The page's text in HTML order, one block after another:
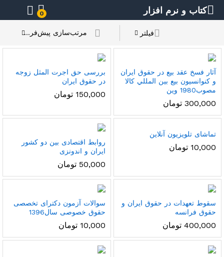
کتاب و نرم افزار 0
فیلتر مرتب‌سازی پیش‌فرض
آثار فسخ عقد بيع در حقوق ايران
و كنوانسيون بيع بين المللي کالا
مصوب1980 وين
300,000 تومان
بررسی حق اجرت المثل زوجه
در حقوق ایران
150,000 تومان
تماشای تلویزیون آنلاین
10,000 تومان
روابط اقتصادی بین دو کشور
ایران و اندونزی
50,000 تومان
سقوط تعهدات در حقوق ایران و
حقوق فرانسه
400,000 تومان
سوالات آزمون دکترای تخصصی
حقوق خصوصی سال1396
10,000 تومان